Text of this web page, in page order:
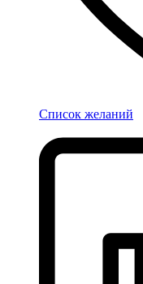
Список желаний